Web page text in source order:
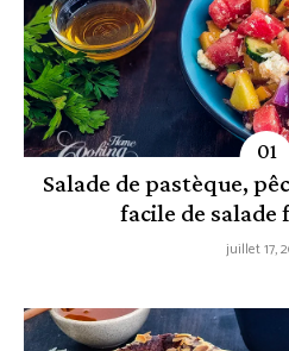
Salade de pastèque,
facile de salade
juillet 17,